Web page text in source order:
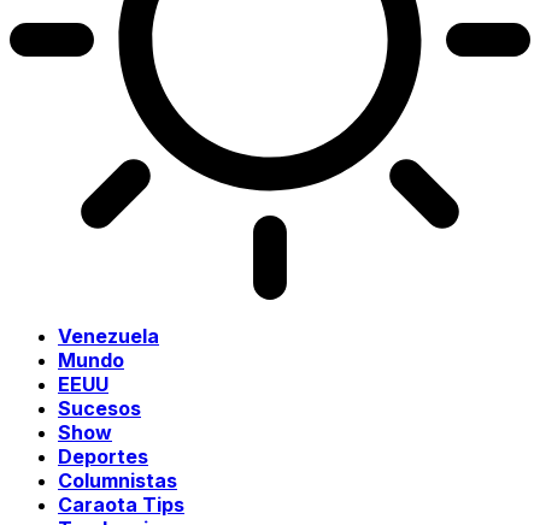
Venezuela
Mundo
EEUU
Sucesos
Show
Deportes
Columnistas
Caraota Tips